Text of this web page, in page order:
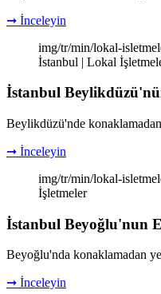
➞ İnceleyin
img/tr/min/lokal-
İstanbul | Lokal
İstanbul
Beylikdüzü'nde
➞ İnceleyin
img/tr/min/lokal-
İşletmeler
İstanbul Beyoğlu'nun
Beyoğlu'nda konaklamadan
➞ İnceleyin